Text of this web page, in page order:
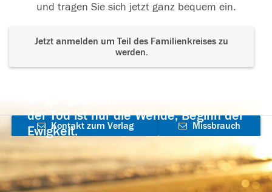
und tragen Sie sich jetzt ganz bequem ein.
Jetzt anmelden um Teil des Familienkreises zu
werden.
der Tod ist nur die Wende, Beginn der
Ewigkeit.
Kontakt zum Verlag
aufnehmen
Missbrauch